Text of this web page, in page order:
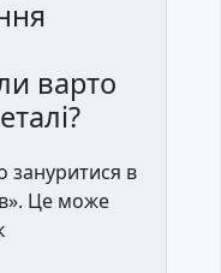
варто
в
Це може